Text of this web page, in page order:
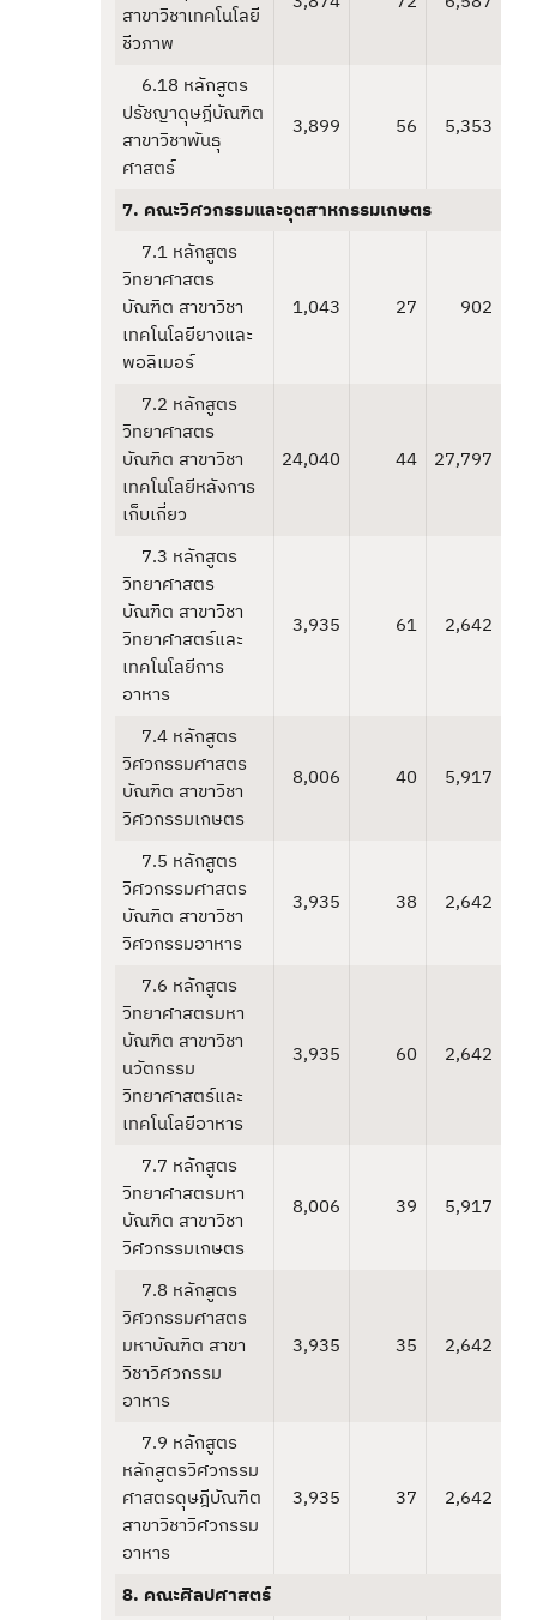
สาขาวิชาเทคโนโลยี
ชีวภาพ
6.18 หลักสูตร
ปรัชญาดุษฎีบัณฑิต
สาขาวิชาพันธุ
ศาสตร์
3,899 56 5,353
7. คณะวิศวกรรมและอุตสาหกรรมเกษตร
7.1 หลักสูตร
วิทยาศาสตร
บัณฑิต สาขาวิชา
เทคโนโลยียางและ
พอลิเมอร์
1,043 27 902
7.2 หลักสูตร
วิทยาศาสตร
บัณฑิต สาขาวิชา
เทคโนโลยีหลังการ
เก็บเกี่ยว
24,040 44 27,797
7.3 หลักสูตร
วิทยาศาสตร
บัณฑิต สาขาวิชา
วิทยาศาสตร์และ
เทคโนโลยีการ
อาหาร
3,935 61 2,642
7.4 หลักสูตร
วิศวกรรมศาสตร
บัณฑิต สาขาวิชา
วิศวกรรมเกษตร
8,006 40 5,917
7.5 หลักสูตร
วิศวกรรมศาสตร
บัณฑิต สาขาวิชา
วิศวกรรมอาหาร
3,935 38 2,642
7.6 หลักสูตร
วิทยาศาสตรมหา
บัณฑิต สาขาวิชา
นวัตกรรม
วิทยาศาสตร์และ
เทคโนโลยีอาหาร
3,935 60 2,642
7.7 หลักสูตร
วิทยาศาสตรมหา
บัณฑิต สาขาวิชา
วิศวกรรมเกษตร
8,006 39 5,917
7.8 หลักสูตร
วิศวกรรมศาสตร
มหาบัณฑิต สาขา
วิชาวิศวกรรม
อาหาร
3,935 35 2,642
7.9 หลักสูตร
หลักสูตรวิศวกรรม
ศาสตรดุษฎีบัณฑิต
สาขาวิชาวิศวกรรม
อาหาร
3,935 37 2,642
8. คณะศิลปศาสตร์